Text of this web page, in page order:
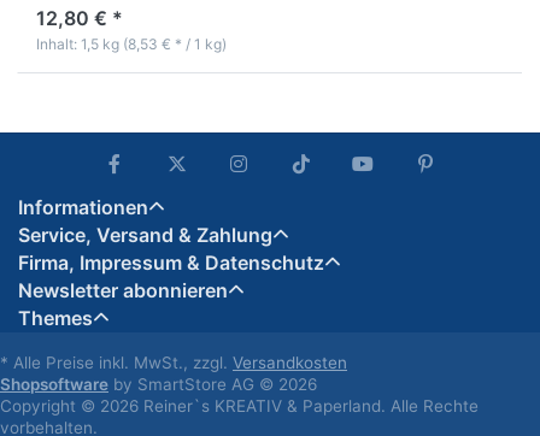
12,80 € *
Inhalt: 1,5 kg (8,53 € * / 1 kg)
Informationen
Service, Versand & Zahlung
Firma, Impressum & Datenschutz
Newsletter abonnieren
Themes
* Alle Preise inkl. MwSt., zzgl. Versandkosten
Shopsoftware by SmartStore AG © 2026
Copyright © 2026 Reiner`s KREATIV & Paperland. Alle Rechte
vorbehalten.